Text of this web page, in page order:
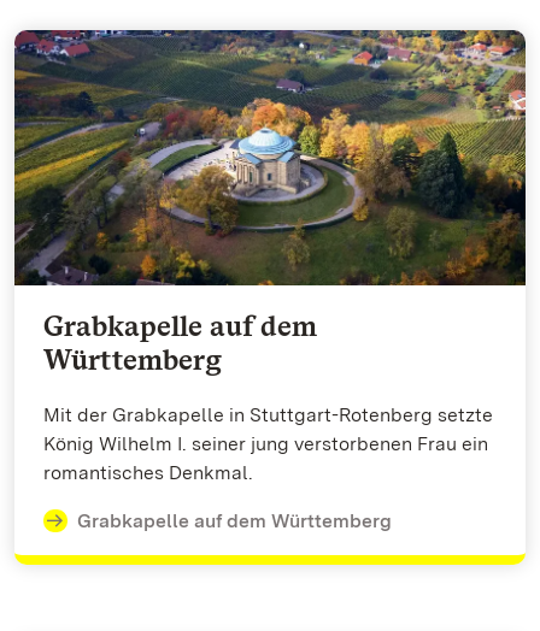
Grabkapelle auf dem
Württemberg
Mit der Grabkapelle in Stuttgart-Rotenberg setzte
König Wilhelm I. seiner jung verstorbenen Frau ein
romantisches Denkmal.
Grabkapelle auf dem Württemberg